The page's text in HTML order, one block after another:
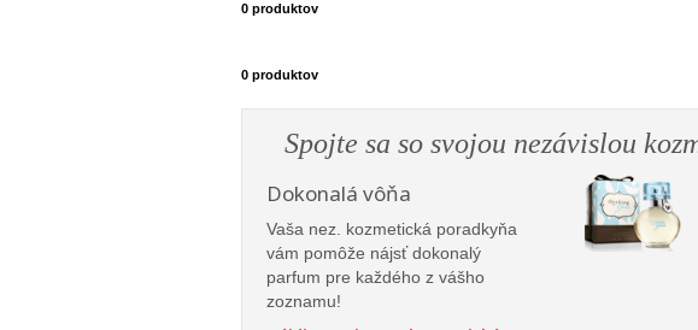
0produktov
0produktov
Spojte sa so svojou nezávislou
Dokonalá vôňa
Vaša nez. kozmetická poradkyňa
vám pomôže nájsť dokonalý
parfum pre každého z vášho
zoznamu!